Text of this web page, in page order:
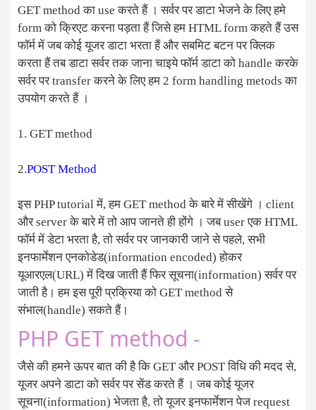
GET method का use करते हैं । सर्वर पर डाटा भेजने के लिए हमे
form को क्रिएट करना पड़ता हैं जिसे हम HTML form कहते हैं उस
फॉर्म में जब कोई यूजर डाटा भरता हैं और सबमिट बटन पर क्लिक
करता हैं तब डाटा सर्वर तक जाना चाइये फॉर्म डाटा को handle करके
सर्वर पर transfer करने के लिए हम 2 form handling metods का
उपयोग करते हैं ।
1. GET method
2.POST Method
इस PHP tutorial में, हम GET method के बारे में सीखेंगे । client
और server के बारे में तो आप जानते ही होंगे । जब user एक HTML
फॉर्म में डेटा भरता है, तो सर्वर पर जानकारी जाने से पहले, सभी
इनफार्मेशन एनकोडेड(information encoded) होकर
यूआरएल(URL) में दिख जाती हैं फिर सूचना(information) सर्वर पर
जाती है। हम इस पूरी प्रक्रिया को GET method से
संभाल(handle) सकते हैं।
PHP GET method -
जैसे की हमने ऊपर बात की है कि GET और POST विधि की मदद से,
यूजर अपने डाटा को सर्वर पर सेंड करते हैं । जब कोई यूजर
सूचना(information) भेजता है, तो यूजर इनफार्मेशन पेज request